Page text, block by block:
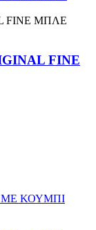
FINE